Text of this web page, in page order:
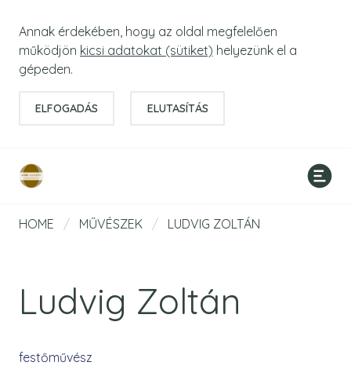
Annak érdekében, hogy az oldal megfelelően
működjön kicsi adatokat (sütiket) helyezünk el a
gépeden.
ELFOGADÁS ELUTASÍTÁS
HOME / MŰVÉSZEK / LUDVIG ZOLTÁN
Ludvig Zoltán
festőművész